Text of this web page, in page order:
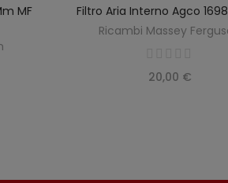
MF
AGGIUNGI AL
Filtro Aria Interno Agco
Ricambi Massey
20,00 €